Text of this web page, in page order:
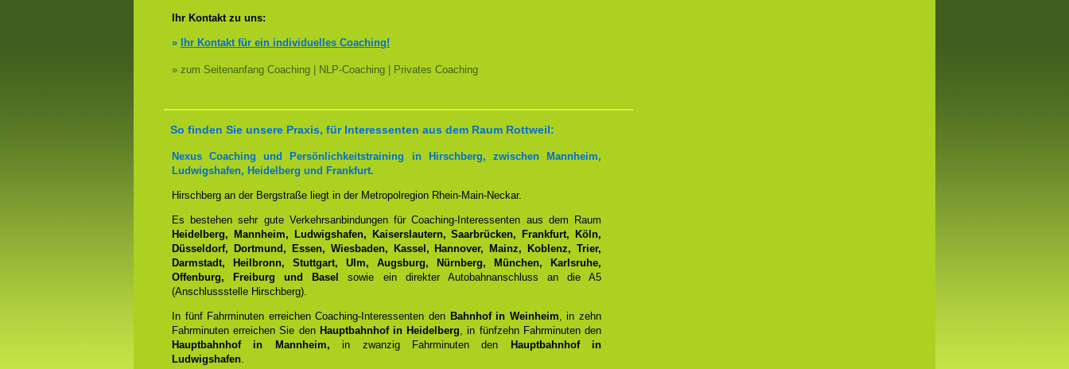
Ihr Kontakt zu uns:
» Ihr Kontakt für ein individuelles Coaching!
» zum Seitenanfang Coaching | NLP-Coaching | Privates Coaching
So finden Sie unsere Praxis, für Interessenten aus dem Raum Rottweil:
Nexus Coaching und Persönlichkeitstraining in Hirschberg, zwischen Mannheim,
Ludwigshafen, Heidelberg und Frankfurt.
Hirschberg an der Bergstraße liegt in der Metropolregion Rhein-Main-Neckar.
Es bestehen sehr gute Verkehrsanbindungen für Coaching-Interessenten aus dem Raum
Heidelberg, Mannheim, Ludwigshafen, Kaiserslautern, Saarbrücken, Frankfurt, Köln,
Düsseldorf, Dortmund, Essen, Wiesbaden, Kassel, Hannover, Mainz, Koblenz, Trier,
Darmstadt, Heilbronn, Stuttgart, Ulm, Augsburg, Nürnberg, München, Karlsruhe,
Offenburg, Freiburg und Basel
sowie ein direkter Autobahnanschluss an die A5
(Anschlussstelle Hirschberg).
In fünf Fahrminuten erreichen Coaching-Interessenten den Bahnhof in Weinheim, in zehn
Fahrminuten erreichen Sie den Hauptbahnhof in Heidelberg, in fünfzehn Fahrminuten den
Hauptbahnhof in Mannheim, in zwanzig Fahrminuten den
Hauptbahnhof in
Ludwigshafen.